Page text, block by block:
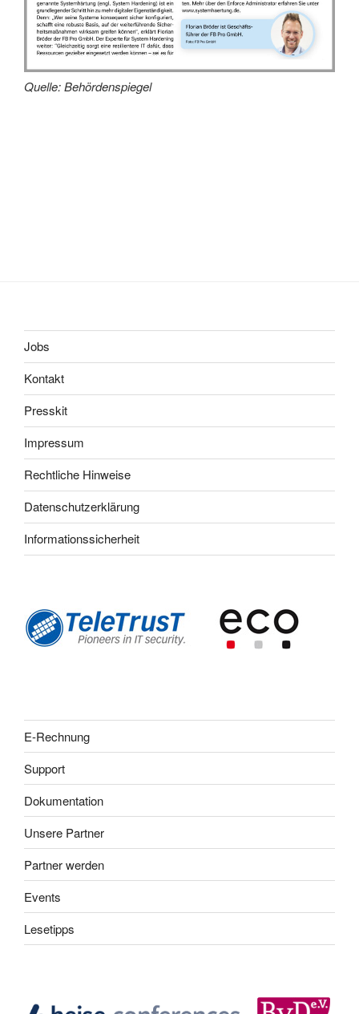
Quelle: Behördenspiegel
Jobs
Kontakt
Presskit
Impressum
Rechtliche Hinweise
Datenschutzerklärung
Informationssicherheit
E-Rechnung
Support
Dokumentation
Unsere Partner
Partner werden
Events
Lesetipps